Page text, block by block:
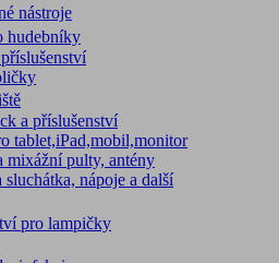
nástroje
hudebníky
a příslušenství
tablet,iPad,mobil,monitor
mixážní pulty, antény
nápoje a další
pro lampičky